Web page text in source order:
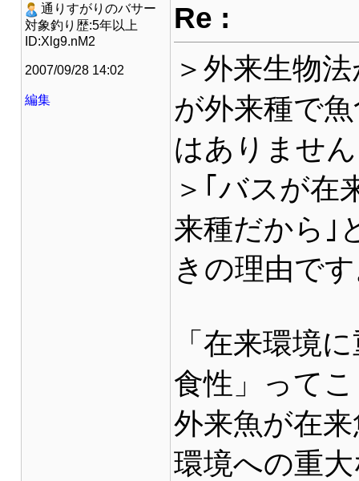
通りすがりのバサー
対象釣り歴:5年以上
ID:Xlg9.nM2
2007/09/28 14:02
編集
Re :
＞外来生物
が外来種で
はありませ
＞｢バスが在
来種だから｣
きの理由で
「在来環境
食性」って
外来魚が在
環境への重